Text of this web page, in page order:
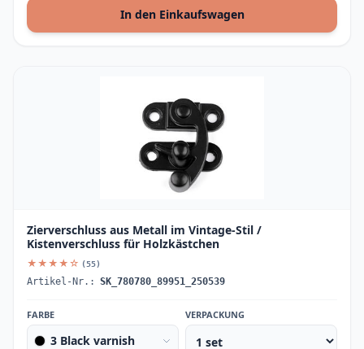
In den Einkaufswagen
Zierverschluss aus Metall im Vintage-Stil /
Kistenverschluss für Holzkästchen
★★★★☆ (55)
Artikel-Nr.: SK_780780_89951_250539
FARBE
3 Black varnish
VERPACKUNG